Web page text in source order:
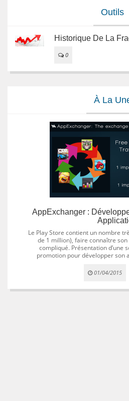
Outils
Historique De La
0
À La
AppExchanger :
Le Play Store contient un nombre
de 1 million), faire connaître
compliqué. Présentation d’une
promotion pour développer son
01/04/2015